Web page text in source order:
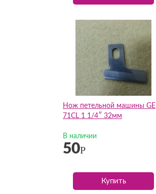
Нож петельной машины GE
71CL 1 1/4″ 32мм
В наличии
50Р
Купить